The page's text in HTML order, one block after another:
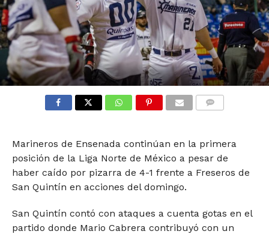
Marineros de Ensenada continúan en la primera
posición de la Liga Norte de México a pesar de
haber caído por pizarra de 4-1 frente a Freseros de
San Quintín en acciones del domingo.
San Quintín contó con ataques a cuenta gotas en el
partido donde Mario Cabrera contribuyó con un